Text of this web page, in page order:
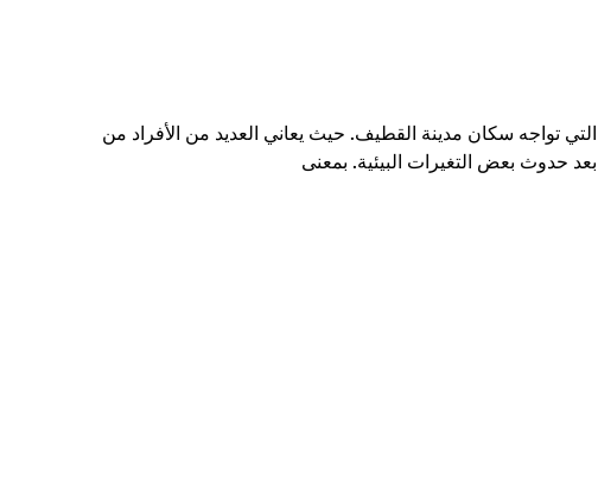
تواجه سكان مدينة القطيف. حيث يعاني العديد من الأفراد من
حدوث بعض التغيرات البيئية. بمعنى